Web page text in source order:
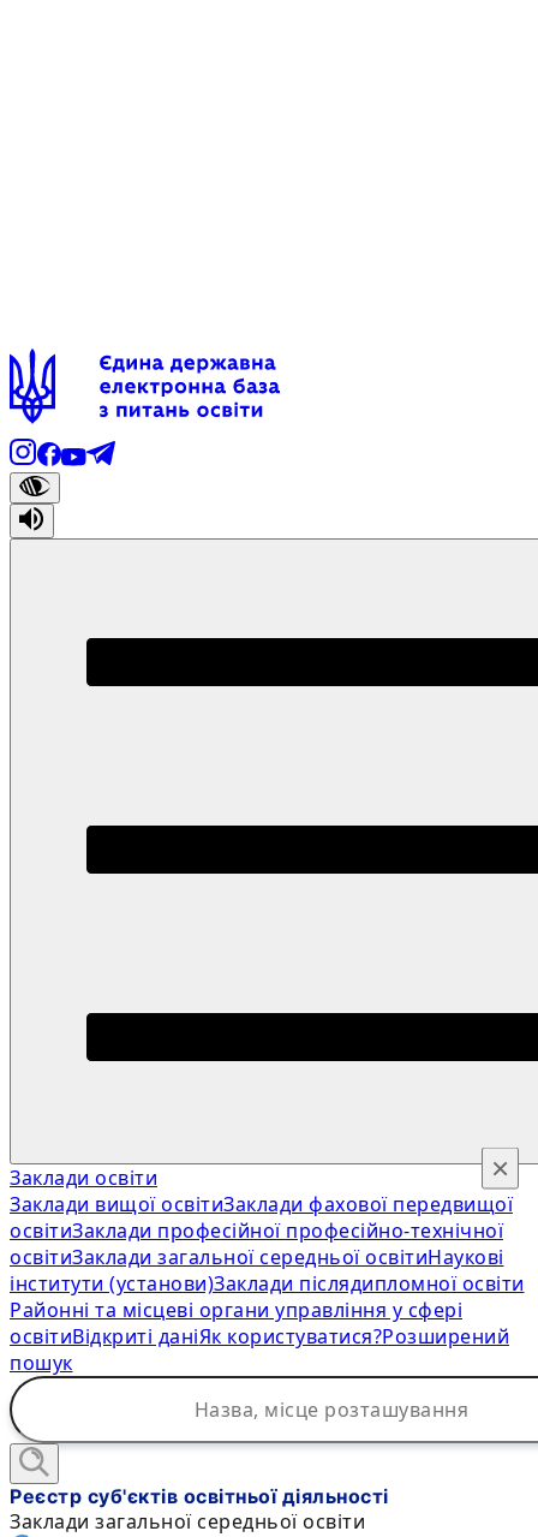
Заклади освіти
Заклади вищої освітиЗаклади фахової передвищої
освітиЗаклади професійної професійно-технічної
освітиЗаклади загальної середньої освітиНаукові
інститути (установи)Заклади післядипломної освіти
Районні та місцеві органи управління у сфері
освітиВідкриті даніЯк користуватися?Розширений
пошук
×
Реєстр суб'єктів освітньої діяльності
Заклади загальної середньої освіти